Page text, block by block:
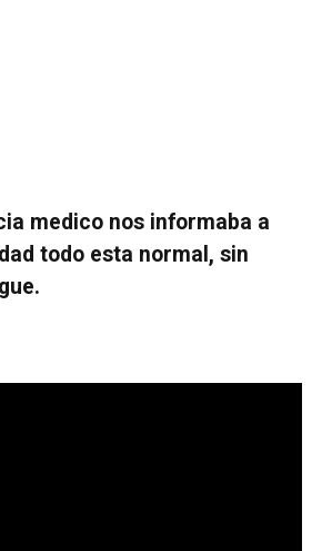
medico nos informaba a
todo esta normal, sin